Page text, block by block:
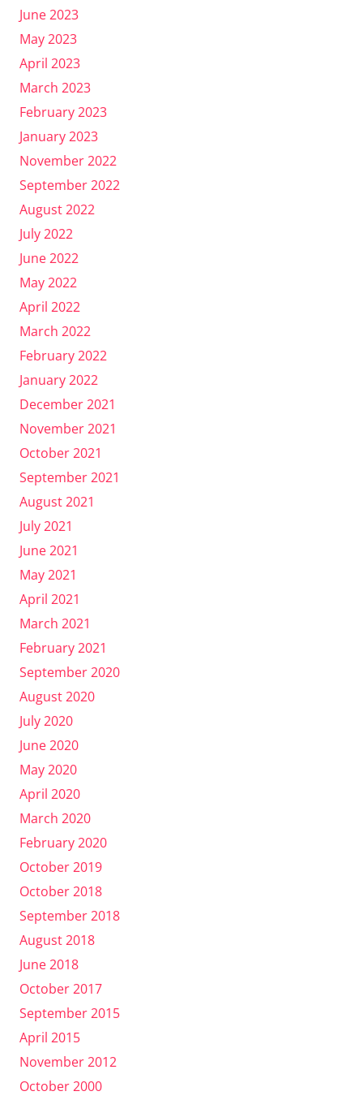
June 2023
May 2023
April 2023
March 2023
February 2023
January 2023
November 2022
September 2022
August 2022
July 2022
June 2022
May 2022
April 2022
March 2022
February 2022
January 2022
December 2021
November 2021
October 2021
September 2021
August 2021
July 2021
June 2021
May 2021
April 2021
March 2021
February 2021
September 2020
August 2020
July 2020
June 2020
May 2020
April 2020
March 2020
February 2020
October 2019
October 2018
September 2018
August 2018
June 2018
October 2017
September 2015
April 2015
November 2012
October 2000